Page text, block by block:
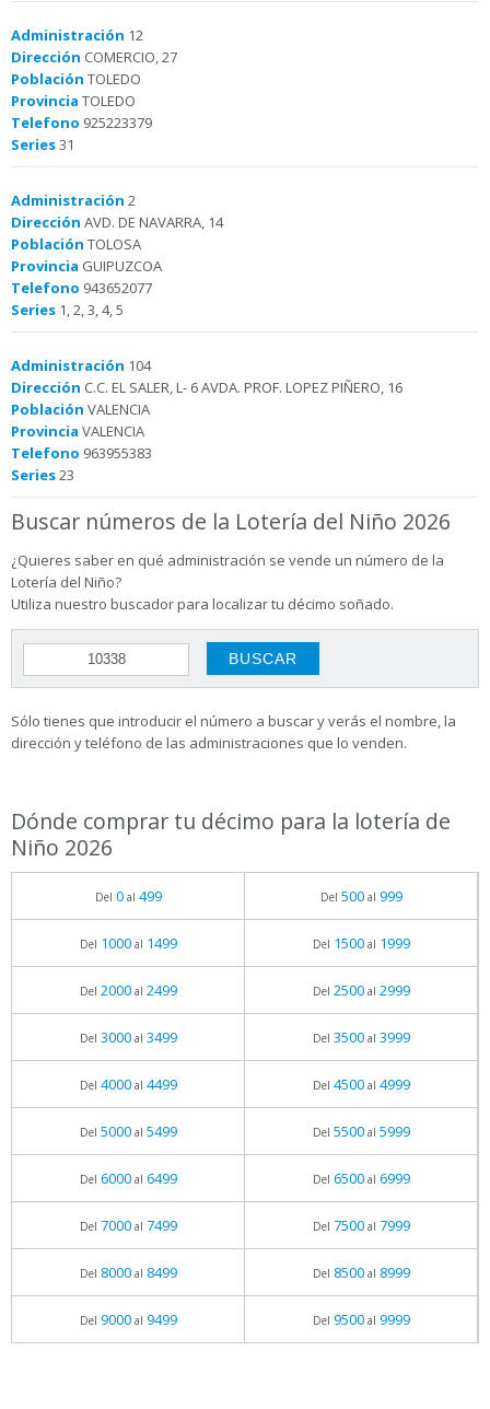
Administración 12
Dirección COMERCIO, 27
Población TOLEDO
Provincia TOLEDO
Telefono 925223379
Series31
Administración 2
Dirección AVD. DE NAVARRA, 14
Población TOLOSA
Provincia GUIPUZCOA
Telefono 943652077
Series 1, 2, 3, 4, 5
Administración 104
Dirección C.C. EL SALER, L- 6 AVDA. PROF. LOPEZ PIÑERO, 16
Población VALENCIA
Provincia VALENCIA
Telefono 963955383
Series23
Buscar números de la Lotería del Niño 2026
¿Quieres saber en qué administración se vende un número de la
Lotería del Niño?
Utiliza nuestro buscador para localizar tu décimo soñado.
Sólo tienes que introducir el número a buscar y verás el nombre, la
dirección y teléfono de las administraciones que lo venden.
Dónde comprar tu décimo para la lotería de
Niño 2026
Del 0al 499 Del 500al 999
Del 1000al 1499 Del 1500al 1999
Del 2000al 2499 Del 2500al 2999
Del 3000al 3499 Del 3500al 3999
Del 4000al 4499 Del 4500al 4999
Del 5000al 5499 Del 5500al 5999
Del 6000al 6499 Del 6500al 6999
Del 7000al 7499 Del 7500al 7999
Del 8000al 8499 Del 8500al 8999
Del 9000al 9499 Del 9500al 9999